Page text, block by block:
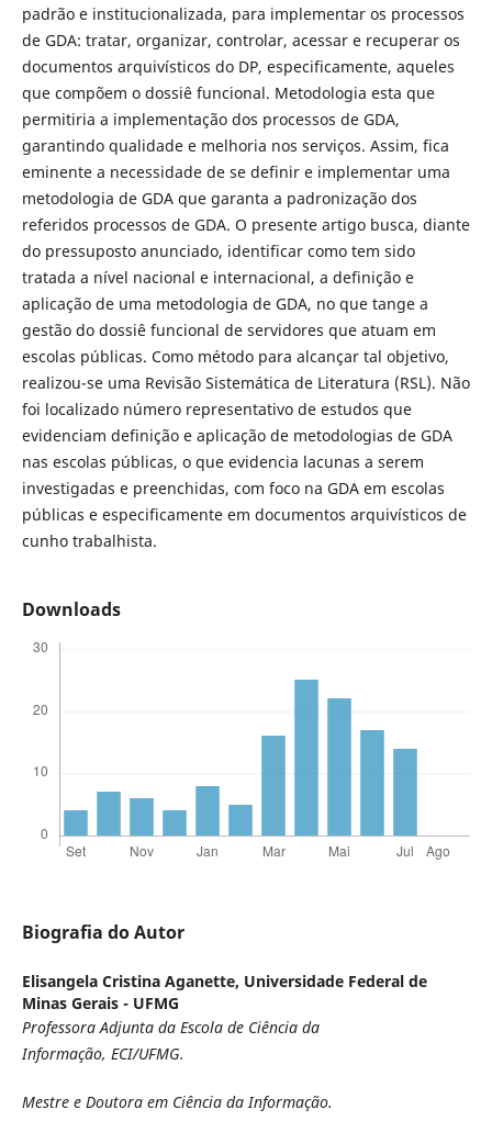
padrão e institucionalizada, para implementar os processos
de GDA: tratar, organizar, controlar, acessar e recuperar os
documentos arquivísticos do DP, especificamente, aqueles
que compõem o dossiê funcional. Metodologia esta que
permitiria a implementação dos processos de GDA,
garantindo qualidade e melhoria nos serviços. Assim, fica
eminente a necessidade de se definir e implementar uma
metodologia de GDA que garanta a padronização dos
referidos processos de GDA. O presente artigo busca, diante
do pressuposto anunciado, identificar como tem sido
tratada a nível nacional e internacional, a definição e
aplicação de uma metodologia de GDA, no que tange a
gestão do dossiê funcional de servidores que atuam em
escolas públicas. Como método para alcançar tal objetivo,
realizou-se uma Revisão Sistemática de Literatura (RSL). Não
foi localizado número representativo de estudos que
evidenciam definição e aplicação de metodologias de GDA
nas escolas públicas, o que evidencia lacunas a serem
investigadas e preenchidas, com foco na GDA em escolas
públicas e especificamente em documentos arquivísticos de
cunho trabalhista.
Downloads
Biografia do Autor
Elisangela Cristina Aganette, Universidade Federal de
Minas Gerais - UFMG
Professora Adjunta da Escola de Ciência da
Informação, ECI/UFMG.
Mestre e Doutora em Ciência da Informação.